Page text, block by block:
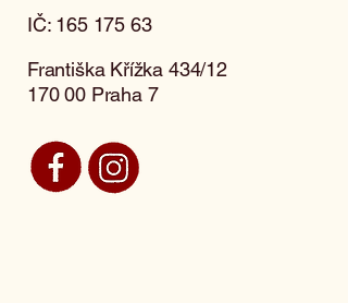
IČ: 165 175 63
Františka Křížka 434/12
170 00 Praha 7